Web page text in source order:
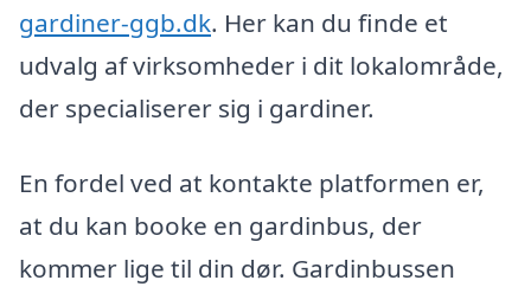
gardiner-ggb.dk. Her kan du finde et
udvalg af virksomheder i dit lokalområde,
der specialiserer sig i gardiner.
En fordel ved at kontakte platformen er,
at du kan booke en gardinbus, der
kommer lige til din dør. Gardinbussen